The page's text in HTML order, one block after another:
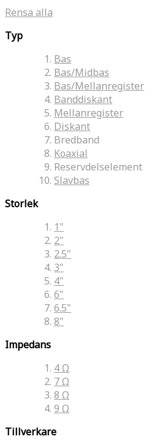
Rensa alla
Typ
Bas
Bas/Midbas
Bas/Mellanregister
Banddiskant
Mellanregister
Diskant
Bredband
Koaxial
Reservdelselement
Slavbas
Storlek
1"
2"
2.5"
3"
4"
6"
6.5"
8"
Impedans
4 Ω
7 Ω
8 Ω
9 Ω
Tillverkare